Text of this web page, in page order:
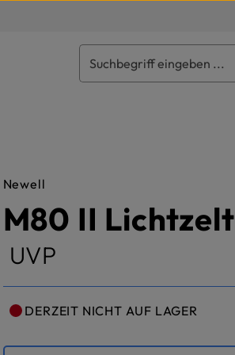
Newell
M80 II Lichtzelt
UVP
DERZEIT NICHT AUF LAGER